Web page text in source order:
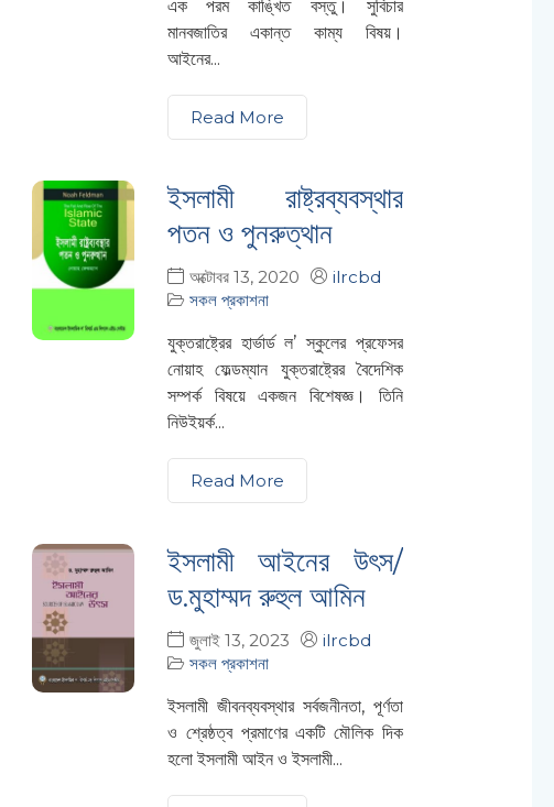
এক পরম কাঙ্খিত বস্তু। সুবিচার
মানবজাতির একান্ত কাম্য বিষয়।
আইনের...
Read More
ইসলামী রাষ্ট্রব্যবস্থার
পতন ও পুনরুত্থান
অক্টোবর 13, 2020
ilrcbd
সকল প্রকাশনা
যুক্তরাষ্ট্রের হার্ভার্ড ল’ স্কুলের প্রফেসর
নোয়াহ ফেল্ডম্যান যুক্তরাষ্ট্রের বৈদেশিক
সম্পর্ক বিষয়ে একজন বিশেষজ্ঞ। তিনি
নিউইয়র্ক...
Read More
ইসলামী আইনের উৎস/
ড.মুহাম্মদ রুহুল আমিন
জুলাই 13, 2023
ilrcbd
সকল প্রকাশনা
ইসলামী জীবনব্যবস্থার সর্বজনীনতা, পূর্ণতা
ও শ্রেষ্ঠত্ব প্রমাণের একটি মৌলিক দিক
হলো ইসলামী আইন ও ইসলামী...